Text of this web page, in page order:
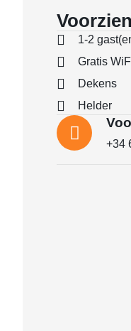
1-2
Gratis
Dekens
Helder
+34